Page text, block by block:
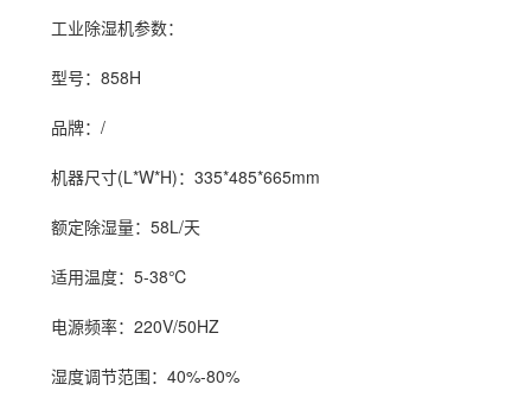
工业除湿机参数：
型号：858H
品牌：/
机器尺寸(L*W*H)：335*485*665mm
额定除湿量：58L/天
适用温度：5-38℃
电源频率：220V/50HZ
湿度调节范围：40%-80%